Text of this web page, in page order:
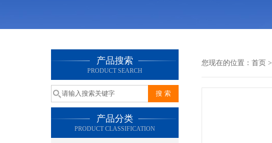
产品搜索
PRODUCT SEARCH
产品分类
PRODUCT CLASSIFICATION
您现在的位置： 首页 >